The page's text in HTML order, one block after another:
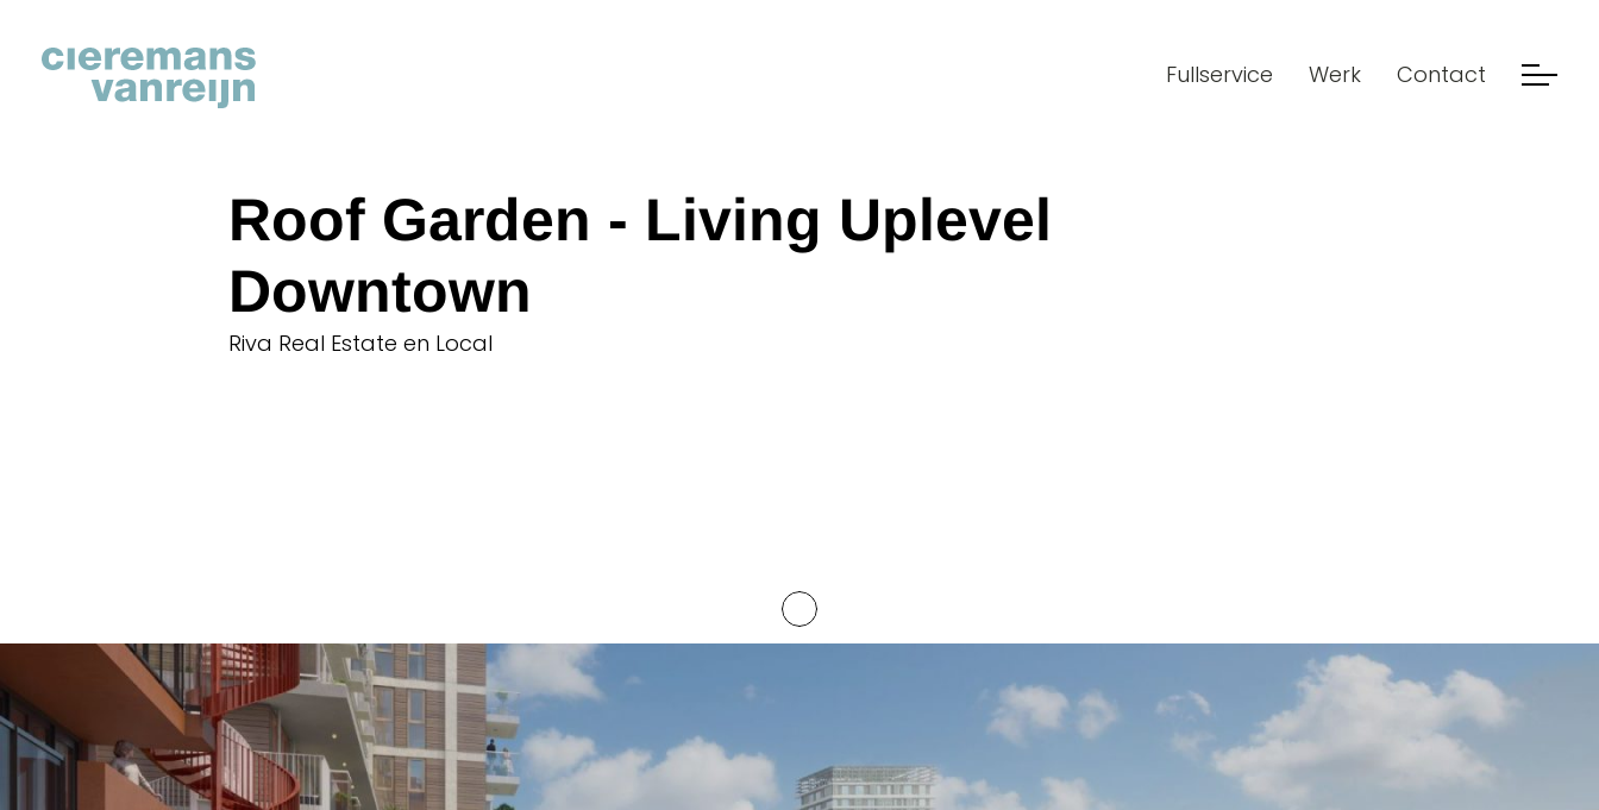
Fullservice Werk Contact
Roof Garden - Living Uplevel
Downtown
Riva Real Estate en Local